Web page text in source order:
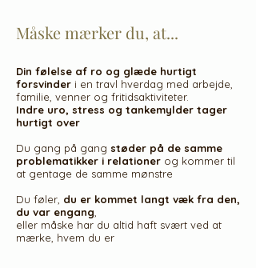
Måske mærker du, at...
Din følelse af ro og glæde hurtigt
forsvinder i en travl hverdag med arbejde,
familie, venner og fritidsaktiviteter.
Indre uro, stress og tankemylder tager
hurtigt over
Du gang på gang støder på de samme
problematikker i relationer og kommer til
at gentage de samme mønstre
Du føler, du er kommet langt væk fra den,
du var engang
eller måske har du altid haft svært ved at
mærke, hvem du er